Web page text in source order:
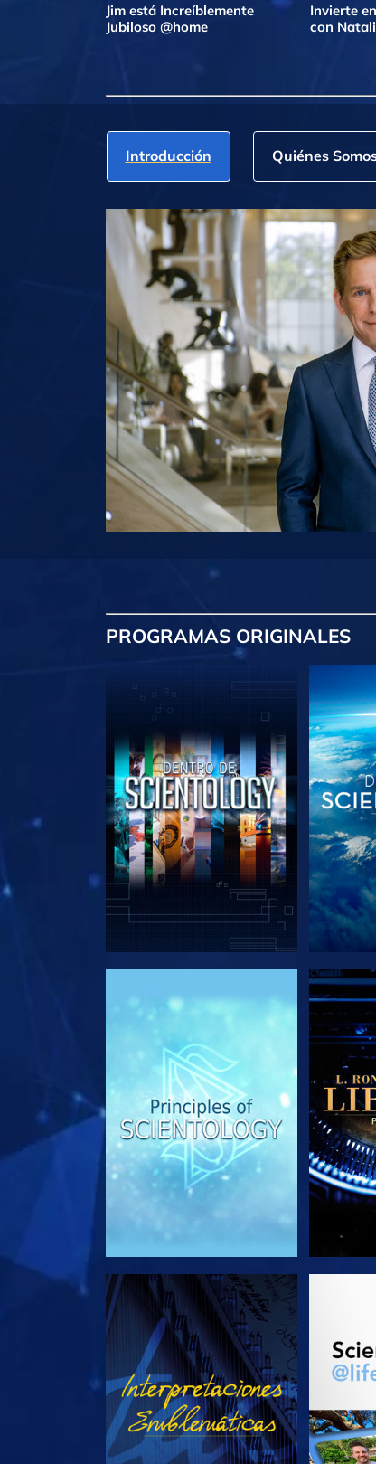
Jim está Increíblemente
Jubiloso @home
Invierte
con
Introducción Quiénes
PROGRAMAS ORIGINALES
EXPLORA LAS SERIES